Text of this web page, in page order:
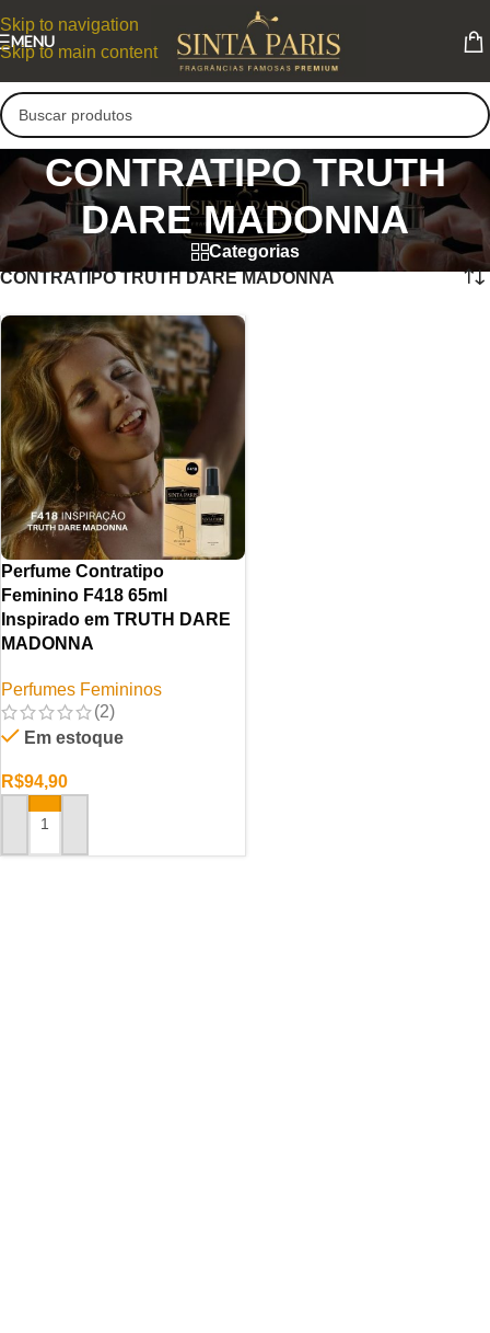
Skip to navigation
Skip to main content
MENU
CONTRATIPO TRUTH
DARE MADONNA
Categorias
CONTRATIPO TRUTH DARE MADONNA
Perfume Contratipo
Feminino F418 65ml
Inspirado em TRUTH DARE
MADONNA
Perfumes Femininos
(2)
Em estoque
R$94,90
ADICIONAR AO CARRINHO